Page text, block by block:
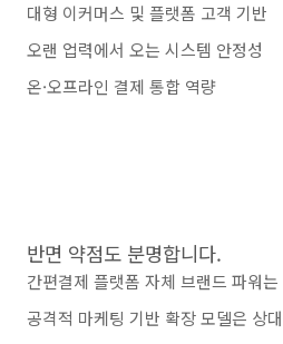
대형 이커머스 및 플랫폼 고객 기반
오랜 업력에서 오는 시스템 안정성
온·오프라인 결제 통합 역량
반면 약점도 분명합니다.
간편결제 플랫폼 자체 브랜드 파워는
공격적 마케팅 기반 확장 모델은 상